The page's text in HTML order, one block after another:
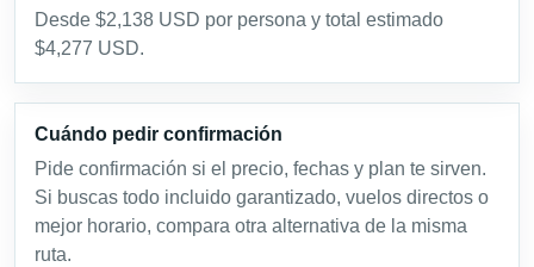
Desde $2,138 USD por persona y total estimado
$4,277 USD.
Cuándo pedir confirmación
Pide confirmación si el precio, fechas y plan te sirven.
Si buscas todo incluido garantizado, vuelos directos o
mejor horario, compara otra alternativa de la misma
ruta.